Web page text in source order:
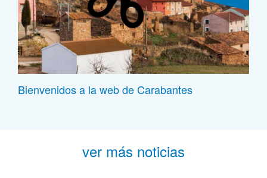
Bienvenidos a la web de Carabantes
ver más noticias